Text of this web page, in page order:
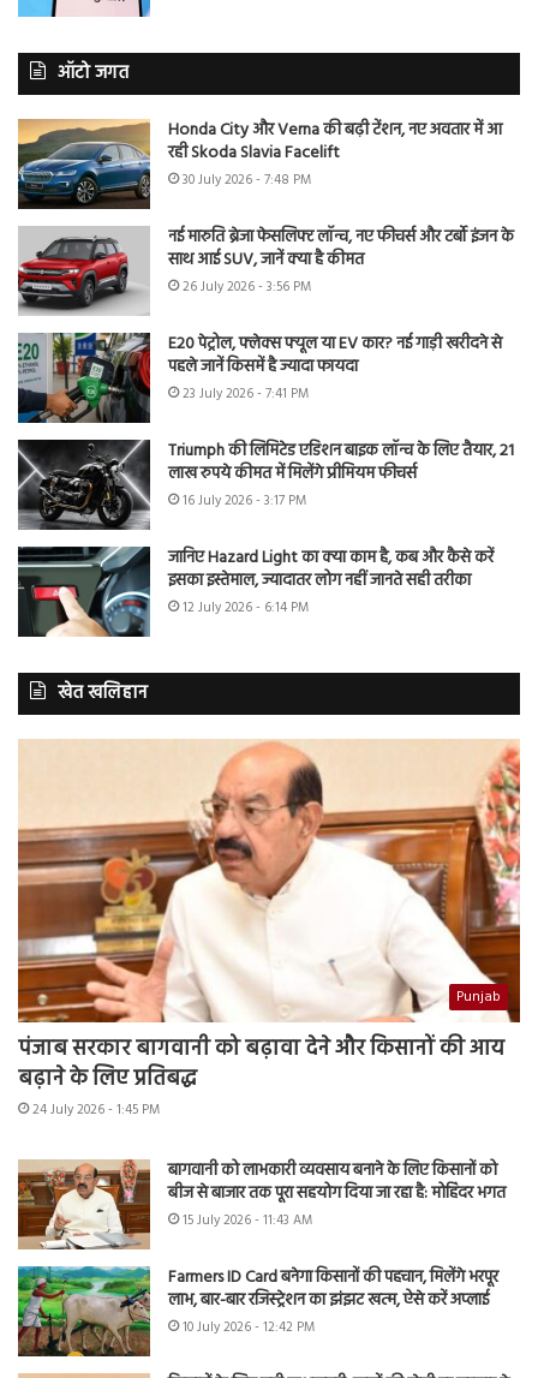
ऑटो जगत
Honda City और Verna की बढ़ी टेंशन, नए अवतार में आ
रही Skoda Slavia Facelift
30 July 2026 - 7:48 PM
नई मारुति ब्रेजा फेसलिफ्ट लॉन्च, नए फीचर्स और टर्बो इंजन के
साथ आई SUV, जानें क्या है कीमत
26 July 2026 - 3:56 PM
E20 पेट्रोल, फ्लेक्स फ्यूल या EV कार? नई गाड़ी खरीदने से
पहले जानें किसमें है ज्यादा फायदा
23 July 2026 - 7:41 PM
Triumph की लिमिटेड एडिशन बाइक लॉन्च के लिए तैयार, 21
लाख रुपये कीमत में मिलेंगे प्रीमियम फीचर्स
16 July 2026 - 3:17 PM
जानिए Hazard Light का क्या काम है, कब और कैसे करें
इसका इस्तेमाल, ज्यादातर लोग नहीं जानते सही तरीका
12 July 2026 - 6:14 PM
खेत खलिहान
Punjab
पंजाब सरकार बागवानी को बढ़ावा देने और किसानों की आय
बढ़ाने के लिए प्रतिबद्ध
24 July 2026 - 1:45 PM
बागवानी को लाभकारी व्यवसाय बनाने के लिए किसानों को
बीज से बाजार तक पूरा सहयोग दिया जा रहा है: मोहिंदर भगत
15 July 2026 - 11:43 AM
Farmers ID Card बनेगा किसानों की पहचान, मिलेंगे भरपूर
लाभ, बार-बार रजिस्ट्रेशन का झंझट खत्म, ऐसे करें अप्लाई
10 July 2026 - 12:42 PM